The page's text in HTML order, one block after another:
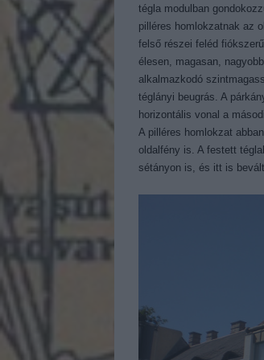
tégla modulban
pilléres homlokzatnak az
felső részei feléd
élesen, magasan,
alkalmazkodó
téglányi beugrás. A
horizontális vonal a
A pilléres homlokzat
oldalfény is. A festett
sétányon is, és itt is